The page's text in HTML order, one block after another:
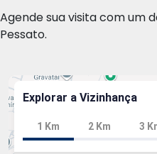
Agende sua visita com um
Pessato.